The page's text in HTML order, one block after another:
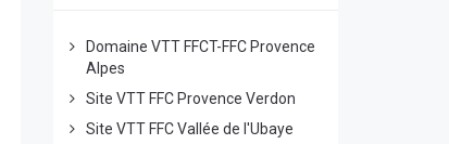
Domaine VTT FFCT-FFC Provence
Alpes
Site VTT FFC Provence Verdon
Site VTT FFC Vallée de l'Ubaye